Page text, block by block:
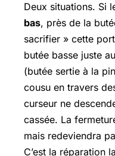
Deux situations. Si
bas, près de la
sacrifier » cette
butée basse juste
(butée sertie à la
cousu en travers
curseur ne
cassée. La
mais redeviendra
C’est la réparation